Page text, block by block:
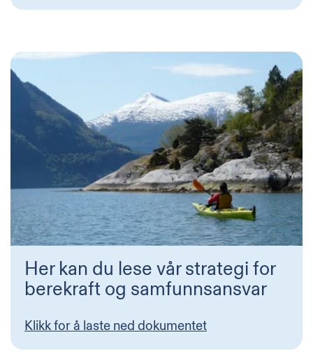
Her kan du lese vår strategi for
berekraft og samfunnsansvar
Klikk for å laste ned dokumentet